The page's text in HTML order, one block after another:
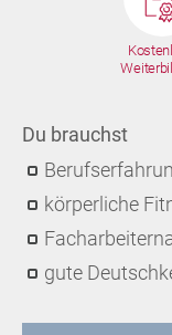
Du brauchst
körperliche
gute